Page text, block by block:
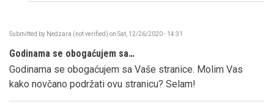
Submitted by Nedzara (not verified) on Sat, 12/26/2020 - 14:31
Godinama se obogaćujem sa…
Godinama se obogaćujem sa Vaše stranice. Molim Vas
kako novčano podržati ovu stranicu? Selam!